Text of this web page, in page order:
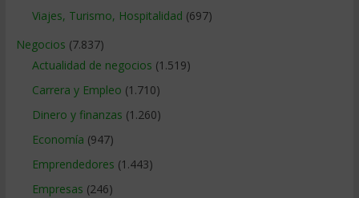
Viajes, Turismo, Hospitalidad (697)
Negocios (7.837)
Actualidad de negocios (1.519)
Carrera y Empleo (1.710)
Dinero y finanzas (1.260)
Economía (947)
Emprendedores (1.443)
Empresas (246)